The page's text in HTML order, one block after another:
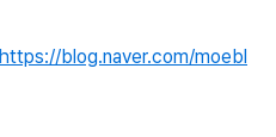
https://blog.naver.com/moebl